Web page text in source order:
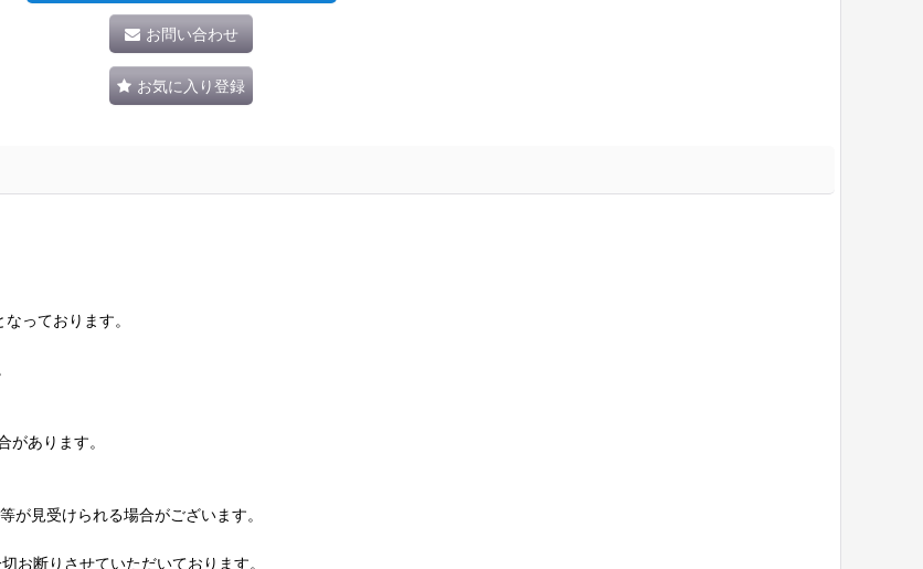
お問い合わせ
お気に入り登録
っております。
あります。
が見受けられる場合がございます。
お断りさせていただいております。